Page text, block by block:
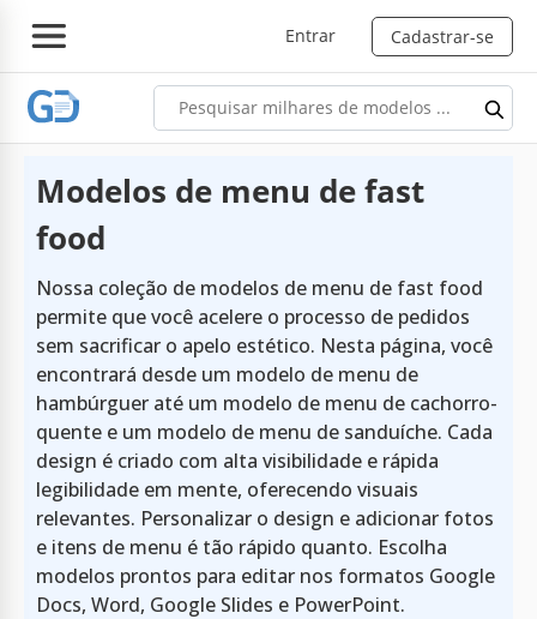
Entrar Cadastrar-se
Modelos de menu de fast
food
Nossa coleção de modelos de menu de fast food
permite que você acelere o processo de pedidos
sem sacrificar o apelo estético. Nesta página, você
encontrará desde um modelo de menu de
hambúrguer até um modelo de menu de cachorro-
quente e um modelo de menu de sanduíche. Cada
design é criado com alta visibilidade e rápida
legibilidade em mente, oferecendo visuais
relevantes. Personalizar o design e adicionar fotos
e itens de menu é tão rápido quanto. Escolha
modelos prontos para editar nos formatos Google
Docs, Word, Google Slides e PowerPoint.